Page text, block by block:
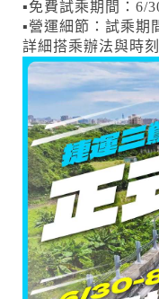
▪️免費試乘期間：6/
▪️營運細節：試乘期
詳細搭乘辦法與時